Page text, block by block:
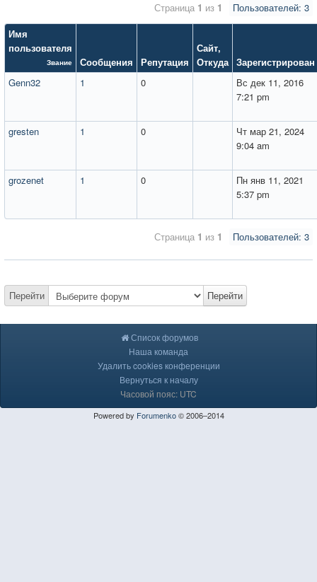
Пользователей: 3
Страница 1 из 1
Имя
пользователя
Звание Сообщения Репутация
Сайт,
Откуда Зарегистрирован
Genn32
1 0
Вс дек 11, 2016
7:21 pm
gresten 1 0
Чт мар 21, 2024
9:04 am
grozenet 1 0
Пн янв 11, 2021
5:37 pm
Пользователей: 3
Страница 1 из 1
Перейти Перейти
Список форумов
Наша команда
Удалить cookies конференции
Вернуться к началу
Часовой пояс: UTC
Powered by Forumenko© 2006–2014